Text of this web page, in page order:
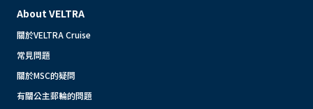
About VELTRA
關於VELTRA Cruise
常見問題
關於MSC的疑問
有關公主郵輪的問題